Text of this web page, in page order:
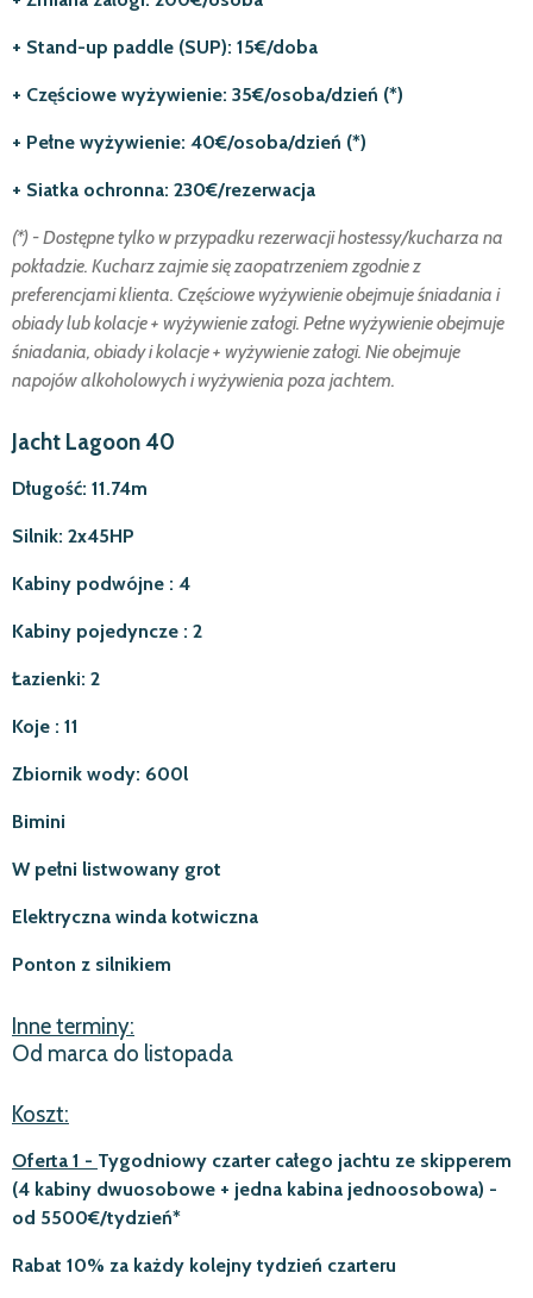
+ Stand-up paddle (SUP): 15€/doba
+ Częściowe wyżywienie: 35€/osoba/dzień (*)
+ Pełne wyżywienie: 40€/osoba/dzień (*)
+ Siatka ochronna: 230€/rezerwacja
(*) - Dostępne tylko w przypadku rezerwacji hostessy/kucharza na
pokładzie. Kucharz zajmie się zaopatrzeniem zgodnie z
preferencjami klienta. Częściowe wyżywienie obejmuje śniadania i
obiady lub kolacje + wyżywienie załogi. Pełne wyżywienie obejmuje
śniadania, obiady i kolacje + wyżywienie załogi. Nie obejmuje
napojów alkoholowych i wyżywienia poza jachtem.
Jacht Lagoon 40
Długość: 11.74m
Silnik: 2x45HP
Kabiny podwójne : 4
Kabiny pojedyncze : 2
Łazienki: 2
Koje : 11
Zbiornik wody: 600l
Bimini
W pełni listwowany grot
Elektryczna winda kotwiczna
Ponton z silnikiem
Inne terminy:
Od marca do listopada
Koszt:
Oferta 1 - Tygodniowy czarter całego jachtu ze skipperem
(4 kabiny dwuosobowe + jedna kabina jednoosobowa) -
od 5500€/tydzień*
Rabat 10% za każdy kolejny tydzień czarteru